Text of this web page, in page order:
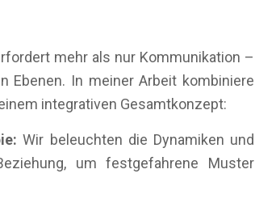
mehr als nur Kommunikation –
Ebenen. In meiner Arbeit kombiniere
integrativen Gesamtkonzept:
Wir beleuchten die Dynamiken und
um festgefahrene Muster